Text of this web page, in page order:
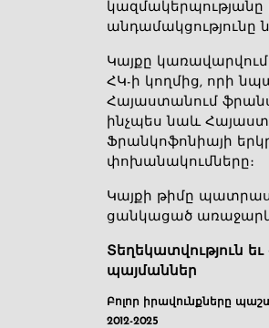
կազմակերպությանը
անդամակցությունը
Կայքը
ՀԿ-ի կողմից, որի
Հայաստանում
ինչպես նաև
Ֆրանկոֆոնիայի
փոխանակումները։
Կայքի թիմը
ցանկացած
Տեղեկատվություն
պայմաններ
Բոլոր իրավունքները
2012-2025